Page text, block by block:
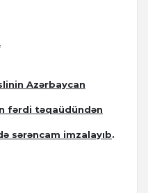
Azərbaycan
fərdi təqaüdündən
sərəncam imzalayıb.